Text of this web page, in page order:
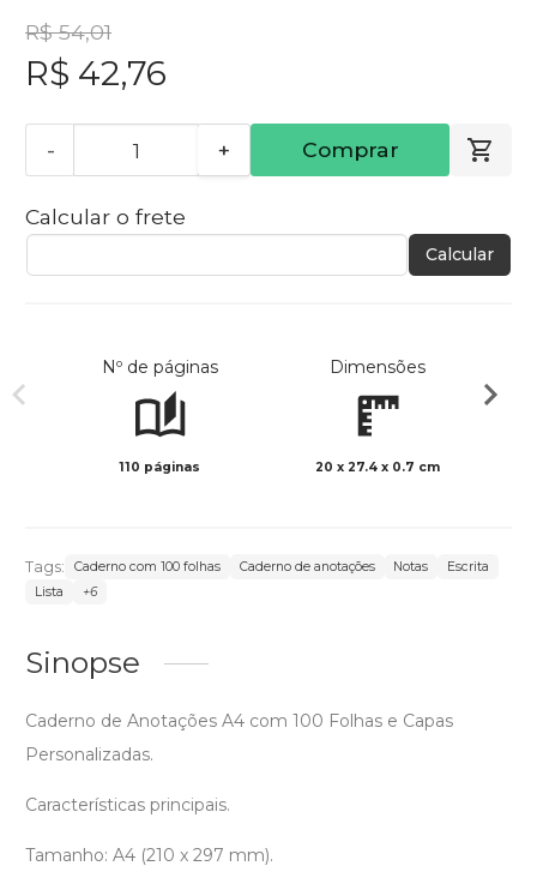
R$ 54,01
R$ 42,76
- + Comprar
Calcular o frete
Calcular
Nº de páginas
110 páginas
Dimensões
20 x 27.4 x 0.7 cm
Tags: Caderno com 100 folhas Caderno de anotações Notas
Escrita
Lista
+6
Sinopse
Caderno de Anotações A4 com 100 Folhas e Capas
Personalizadas.
Características principais.
Tamanho: A4 (210 x 297 mm).